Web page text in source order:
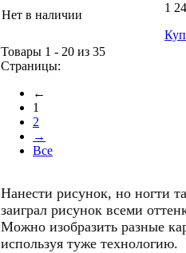
Нет в наличии
1
Товары 1 - 20 из 35
Страницы:
←
1
2
→
Все
Нанести рисунок, но ногти
заиграл рисунок всеми
Можно изобразить разные
используя туже технологию.